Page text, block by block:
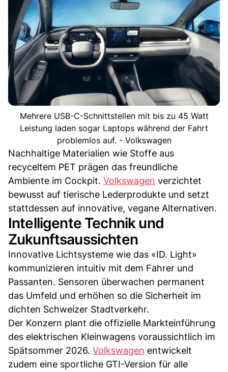
Mehrere USB-C-Schnittstellen mit bis zu 45 Watt
Leistung laden sogar Laptops während der Fahrt
problemlos auf. - Volkswagen
Nachhaltige Materialien wie Stoffe aus
recyceltem PET prägen das freundliche
Ambiente im Cockpit. Volkswagen verzichtet
bewusst auf tierische Lederprodukte und setzt
stattdessen auf innovative, vegane Alternativen.
Intelligente Technik und
Zukunftsaussichten
Innovative Lichtsysteme wie das «ID. Light»
kommunizieren intuitiv mit dem Fahrer und
Passanten. Sensoren überwachen permanent
das Umfeld und erhöhen so die Sicherheit im
dichten Schweizer Stadtverkehr.
Der Konzern plant die offizielle Markteinführung
des elektrischen Kleinwagens voraussichtlich im
Spätsommer 2026. Volkswagen entwickelt
zudem eine sportliche GTI-Version für alle